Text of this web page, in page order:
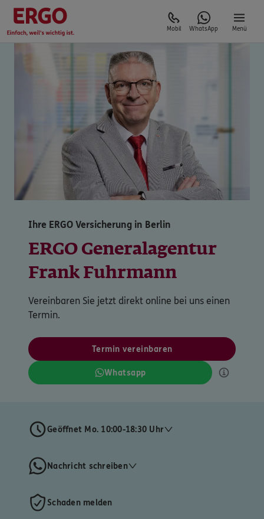
Mobil WhatsApp Menü
Ihre ERGO Versicherung in Berlin
ERGO Generalagentur
Frank Fuhrmann
Vereinbaren Sie jetzt direkt online bei uns einen
Termin.
Termin vereinbaren
Whatsapp
Geöffnet Mo. 10:00-18:30 Uhr
Nachricht schreiben
Schaden melden